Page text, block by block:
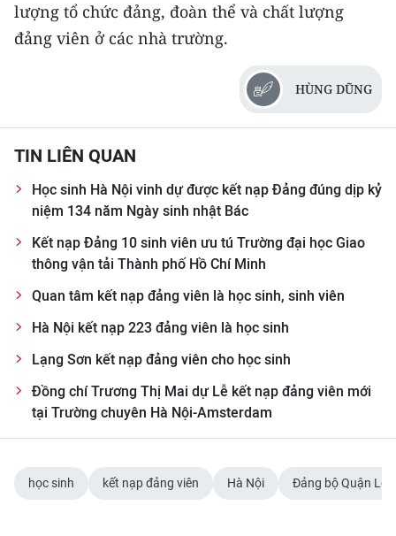
lượng tổ chức đảng, đoàn thể và chất lượng
đảng viên ở các nhà trường.
HÙNG DŨNG
TIN LIÊN QUAN
Học sinh Hà Nội vinh dự được kết nạp Đảng đúng dịp kỷ
niệm 134 năm Ngày sinh nhật Bác
Kết nạp Đảng 10 sinh viên ưu tú Trường đại học Giao
thông vận tải Thành phố Hồ Chí Minh
Quan tâm kết nạp đảng viên là học sinh, sinh viên
Hà Nội kết nạp 223 đảng viên là học sinh
Lạng Sơn kết nạp đảng viên cho học sinh
Đồng chí Trương Thị Mai dự Lễ kết nạp đảng viên mới
tại Trường chuyên Hà Nội-Amsterdam
học sinh kết nạp đảng viên Hà Nội Đảng bộ Quận